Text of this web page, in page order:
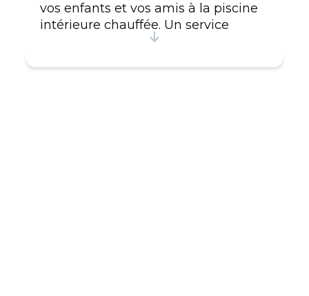
vos enfants et vos amis à la piscine
intérieure chauffée. Un service
attentionné, un confort douillet, une